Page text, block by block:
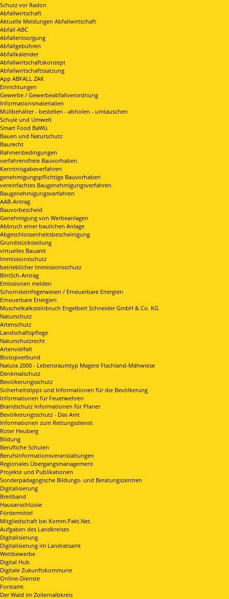
Schutz vor Radon
Abfallwirtschaft
Aktuelle Meldungen Abfallwirtschaft
Abfall-ABC
Abfallentsorgung
Abfallgebühren
Abfallkalender
Abfallwirtschaftskonzept
Abfallwirtschaftssatzung
App ABFALL ZAK
Einrichtungen
Gewerbe / Gewerbeabfallverordnung
Informationsmaterialien
Müllbehälter - bestellen - abholen - umtauschen
Schule und Umwelt
Smart Food BaWü
Bauen und Naturschutz
Baurecht
Rahmenbedingungen
verfahrensfreie Bauvorhaben
Kenntnisgabeverfahren
genehmigungspflichtige Bauvorhaben
vereinfachtes Baugenehmigungsverfahren
Baugenehmigungsverfahren
AAB-Antrag
Bauvorbescheid
Genehmigung von Werbeanlagen
Abbruch einer baulichen Anlage
Abgeschlossenheitsbescheinigung
Grundstücksteilung
virtuelles Bauamt
Immissionsschutz
betrieblicher Immissionsschutz
BImSch-Antrag
Emissionen melden
Schornsteinfegerwesen / Erneuerbare Energien
Erneuerbare Energien
Muschelkalksteinbruch Engelbert Schneider GmbH & Co. KG
Naturschutz
Artenschutz
Landschaftspflege
Naturschutzrecht
Artenvielfalt
Biotopverbund
Natura 2000 - Lebensraumtyp Magere Flachland-Mähwiese
Denkmalschutz
Bevölkerungsschutz
Sicherheitstipps und Informationen für die Bevölkerung
Informationen für Feuerwehren
Brandschutz Informationen für Planer
Bevölkerungsschutz - Das Amt
Informationen zum Rettungsdienst
Roter Heuberg
Bildung
Berufliche Schulen
Berufsinformationsveranstaltungen
Regionales Übergangsmanagement
Projekte und Publikationen
Sonderpädagogische Bildungs- und Beratungszentren
Digitalisierung
Breitband
Hausanschlüsse
Fördermittel
Mitgliedschaft bei Komm.Pakt.Net.
Aufgaben des Landkreises
Digitalisierung
Digitalisierung im Landratsamt
Wettbewerbe
Digital Hub
Digitale Zukunftskommune
Online-Dienste
Forstamt
Der Wald im Zollernalbkreis